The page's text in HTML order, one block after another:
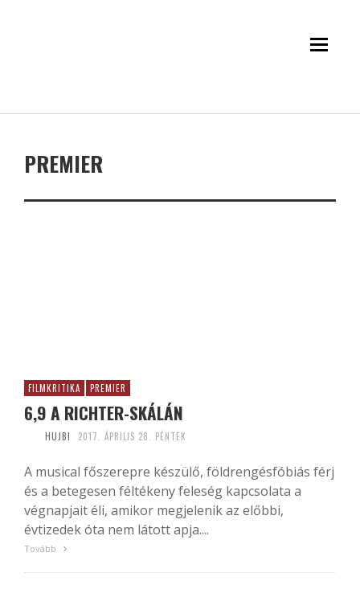
PREMIER
FILMKRITIKA PREMIER
6,9 A RICHTER-SKÁLÁN
HUJBI 2017. ÁPRILIS 28. PÉNTEK
A musical főszerepre készülő, földrengésfóbiás férj
és a betegesen féltékeny feleség kapcsolata a
végnapjait éli, amikor megjelenik az előbbi,
évtizedek óta nem látott apja....
Tovább